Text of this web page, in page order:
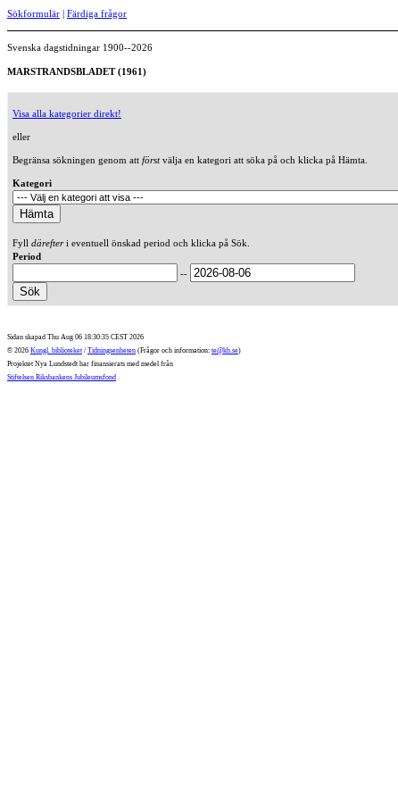
Sökformulär | Färdiga frågor
Svenska dagstidningar 1900--2026
MARSTRANDSBLADET (1961)
Visa alla kategorier direkt!
eller
Begränsa sökningen genom att förstvälja en kategori att söka på och klicka på Hämta.
Kategori
Fyll därefteri eventuell önskad period och klicka på Sök.
Period
--
Sidan skapad Thu Aug 06 18:30:35 CEST 2026
© 2026 Kungl. biblioteket / Tidningsenheten (Frågor och information: te@kb.se)
Projektet Nya Lundstedt har finansierats med medel från
Stiftelsen Riksbankens Jubileumsfond